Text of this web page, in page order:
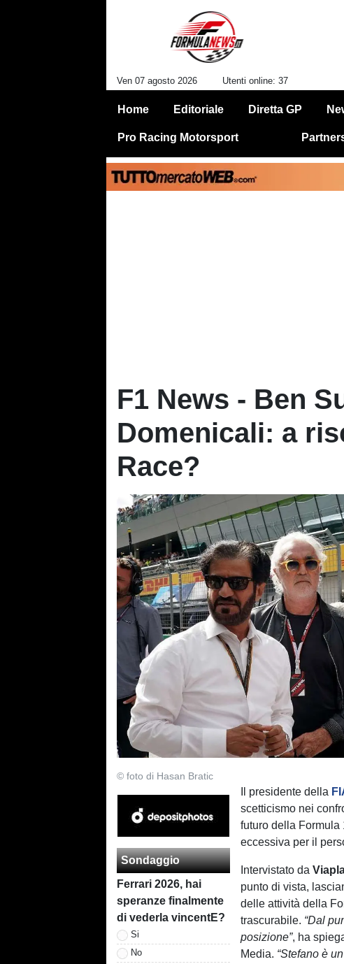
Ven 07 agosto 2026 Utenti online: 37
Home Editoriale Diretta GP
Pro Racing Motorsport
F1 News - Ben
Domenicali: a
Race?
© foto di Hasan Bratic
Sondaggio
Ferrari 2026, hai
speranze finalmente
di vederla vincentE?
Si
No
Il presidente della
scetticismo nei
futuro della
eccessiva per il
Intervistato da
punto di vista,
delle attività della
trascurabile. “Dal
posizione”, ha
Media. “Stefano è